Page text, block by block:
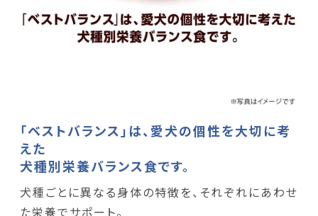
「ベストバランス」は、愛犬の個性を大切に考
えた
犬種別栄養バランス食です。
犬種ごとに異なる身体の特徴を、それぞれにあわせ
た栄養でサポート。